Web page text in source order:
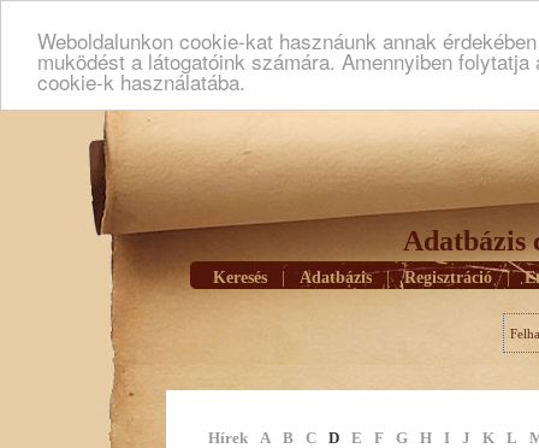
Weboldalunkon cookie-kat hasznáunk annak
muködést a látogatóink számára. Amennyiben
cookie-k használatába.
Adatbázis
Keresés Adatbázis | Regisztráció |
Hírek A B C D E F G H I J K L